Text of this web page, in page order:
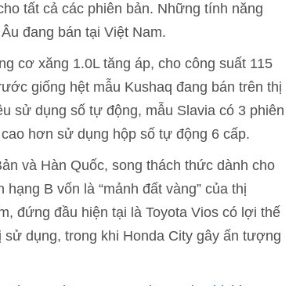
tất cả các phiên bản. Những tính năng
đang bán tại Việt Nam.
cơ xăng 1.0L tăng áp, cho công suất 115
giống hệt mẫu Kushaq đang bán trên thị
sử dụng số tự động, mẫu Slavia có 3 phiên
hơn sử dụng hộp số tự động 6 cấp.
và Hàn Quốc, song thách thức dành cho
B vốn là “mảnh đất vàng” của thị
đứng đầu hiện tại là Toyota Vios có lợi thế
dụng, trong khi Honda City gây ấn tượng